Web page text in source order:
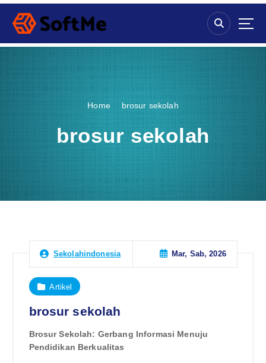
S
p
Home brosur sekolah
brosur sekolah
Sekolahindonesia Mar, Sab, 2026
Artikel
brosur sekolah
Brosur Sekolah: Gerbang Informasi Menuju
Pendidikan Berkualitas